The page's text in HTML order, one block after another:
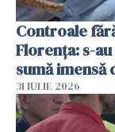
Controale
Florența: s-
sumă imensă
31 IULIE 2026